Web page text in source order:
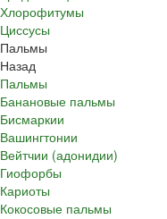
Хлорофитумы
Циссусы
Пальмы
Назад
Пальмы
Банановые пальмы
Бисмаркии
Вашингтонии
Вейтчии (адонидии)
Гиофорбы
Кариоты
Кокосовые пальмы